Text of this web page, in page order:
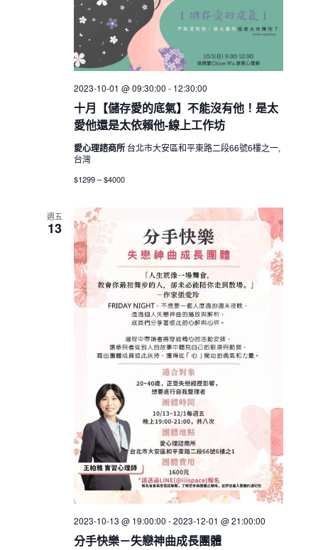
十月【儲存愛的底氣】不能沒有他！是太
愛他還是太依賴他-線上工作坊
2023-10-01 @ 09:30:00 - 12:30:00
愛心理諮商所 台北市大安區和平東路二段66號6樓之一,
台灣
$1299 – $4000
週五
13
分手快樂－失戀神曲成長團體
2023-10-13 @ 19:00:00 -2023-12-01 @ 21:00:00